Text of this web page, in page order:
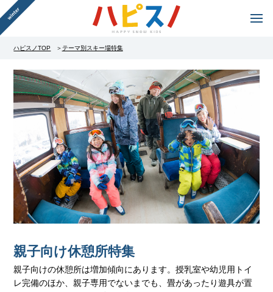
ハピスノTOP テーマ別スキー場特集
親子向け休憩所特集
親子向けの休憩所は増加傾向にあります。授乳室や幼児用トイ
レ完備のほか、親子専用でないまでも、畳があったり遊具が置